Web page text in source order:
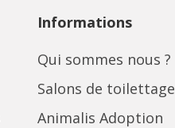
Informations
Qui sommes nous ?
Salons de toilettage
Animalis Adoption